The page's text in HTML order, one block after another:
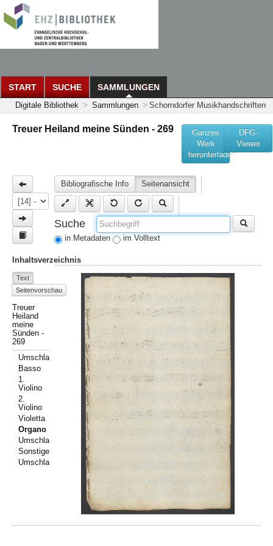
START SUCHE SAMMLUNGEN
Digitale Bibliothek > Sammlungen > Schorndorfer Musikhandschriften
Treuer Heiland meine Sünden - 269
Ganzes
Werk
herunterladen
DFG-
Viewer
Inhaltsverzeichnis
Text
Seitenvorschau
Treuer
Heiland
meine
Sünden -
269
Umschlag
Basso
1.
Violino
2.
Violino
Violetta
Organo
Umschlag
Sonstiges
Umschlag
Bibliografische Info Seitenansicht
Suche
in Metadaten im Volltext